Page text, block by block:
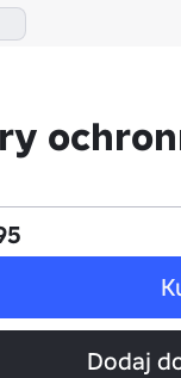
Dodaj